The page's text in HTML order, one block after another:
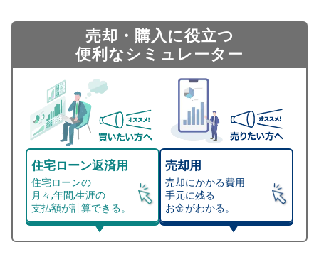
売却・購入に役立つ
便利なシミュレーター
住宅ローン返済用
住宅ローンの
月々,年間,生涯の
支払額が計算できる。
売却用
売却にかかる費用
手元に残る
お金がわかる。
総支払額シミュレーション
マンション売却シミュレーター